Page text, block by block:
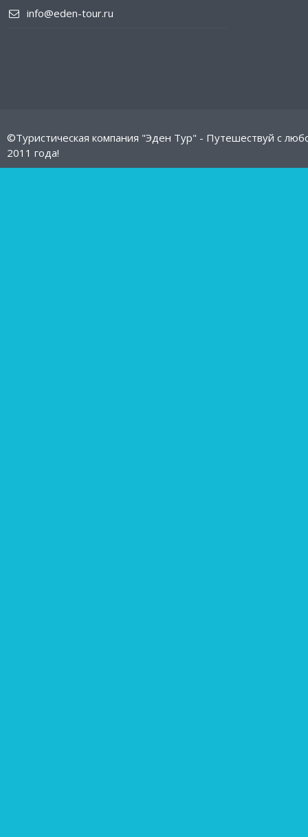
info@eden-tour.ru
©Туристическая компания "Эден Тур" - Путешествуй с
2011 года!